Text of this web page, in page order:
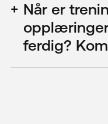
Når er
ferdig?